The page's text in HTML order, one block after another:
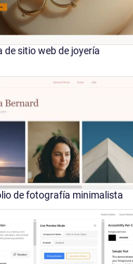
de sitio web de joyería
de fotografía minimalista